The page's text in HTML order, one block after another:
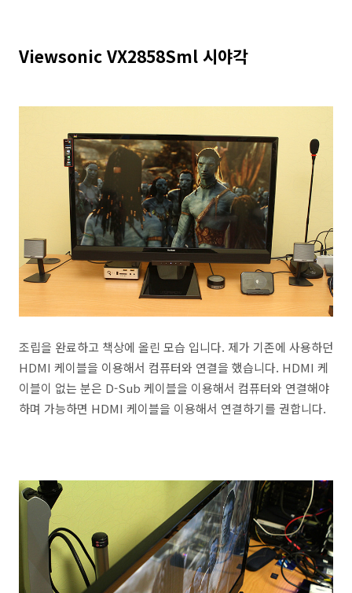
Viewsonic VX2858Sml 시야각
조립을 완료하고 책상에 올린 모습 입니다. 제가 기존에 사용하던
HDMI 케이블을 이용해서 컴퓨터와 연결을 했습니다. HDMI 케
이블이 없는 분은 D-Sub 케이블을 이용해서 컴퓨터와 연결해야
하며 가능하면 HDMI 케이블을 이용해서 연결하기를 권합니다.